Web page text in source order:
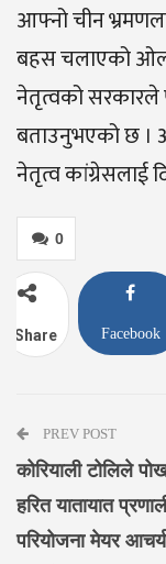
आफ्नो चीन
बहस चलाएको
नेतृत्वको सरकारले
बताउनुभएको छ ।
नेतृत्व कांग्रेसलाई
0
Share Facebook
PREV POST
कोरियाली टोलिले
हरित यातायात
परियोजना मेयर